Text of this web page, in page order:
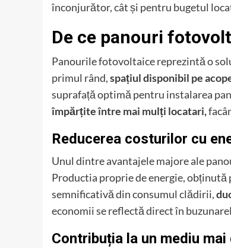
înconjurător, cât și pentru bugetul
De ce panouri
Panourile fotovoltaice reprezintă o
primul rând,spațiul disponibil pe
suprafață optimă pentru instalarea
împărțite între mai mulți locatari,
Reducerea costurilor cu
Unul dintre avantajele majore ale
Productia proprie de energie,
semnificativă din consumul clădirii,
economii se reflectă direct în
Contribuția la un mediu